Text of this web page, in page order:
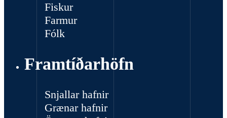
Fiskur
Farmur
Fólk
Framtíðarhöfn
Snjallar hafnir
Grænar hafnir